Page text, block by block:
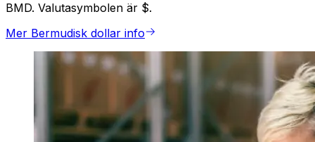
BMD. Valutasymbolen är $.
Mer Bermudisk dollar info